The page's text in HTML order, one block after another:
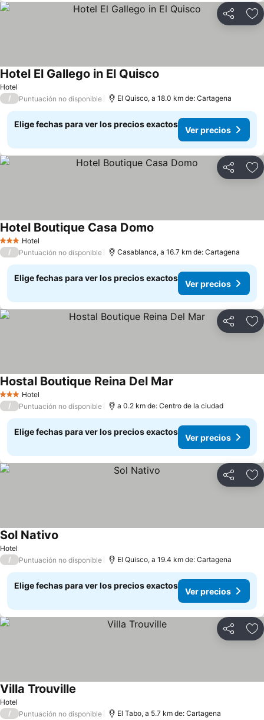
Compartir
Hotel
Hotel El Gallego in El Quisco
/ Puntuación no disponible El Quisco, a 18.0 km de: Cartagena
Elige fechas para ver los precios exactos
Ver precios
Compartir
3 Estrellas
Hotel
Hotel Boutique Casa Domo
/ Puntuación no disponible Casablanca, a 16.7 km de: Cartagena
Elige fechas para ver los precios exactos
Ver precios
Compartir
3 Estrellas
Hotel
Hostal Boutique Reina Del Mar
/ Puntuación no disponible a 0.2 km de: Centro de la ciudad
Elige fechas para ver los precios exactos
Ver precios
Compartir
Hotel
Sol Nativo
/ Puntuación no disponible El Quisco, a 19.4 km de: Cartagena
Elige fechas para ver los precios exactos
Ver precios
Compartir
Hotel
Villa Trouville
/ Puntuación no disponible El Tabo, a 5.7 km de: Cartagena